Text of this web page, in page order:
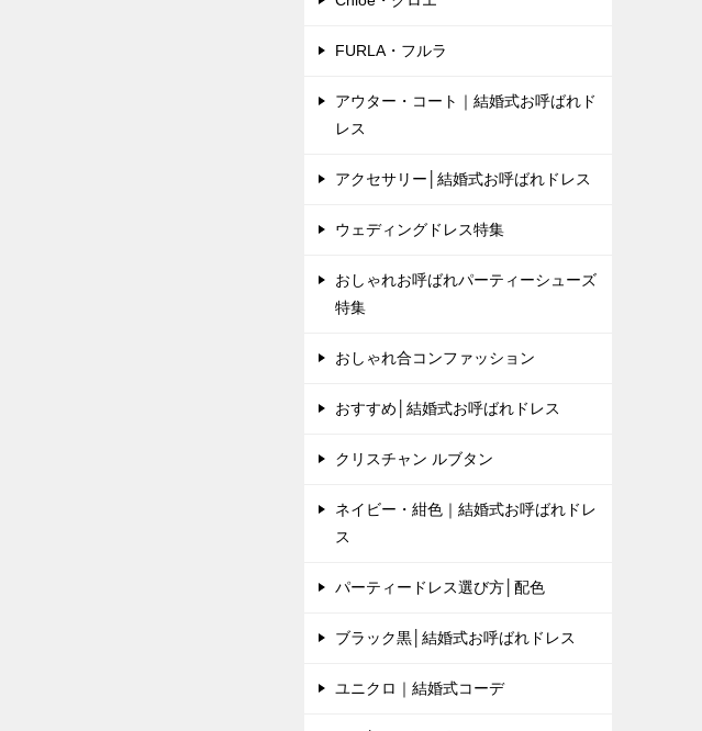
FURLA・フルラ
アウター・コート｜結婚式お呼ばれド
レス
アクセサリー│結婚式お呼ばれドレス
ウェディングドレス特集
おしゃれお呼ばれパーティーシューズ
特集
おしゃれ合コンファッション
おすすめ│結婚式お呼ばれドレス
クリスチャン ルブタン
ネイビー・紺色｜結婚式お呼ばれドレ
ス
パーティードレス選び方│配色
ブラック黒│結婚式お呼ばれドレス
ユニクロ｜結婚式コーデ